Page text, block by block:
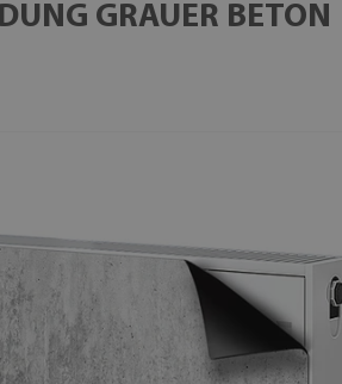
GRAUER BETON